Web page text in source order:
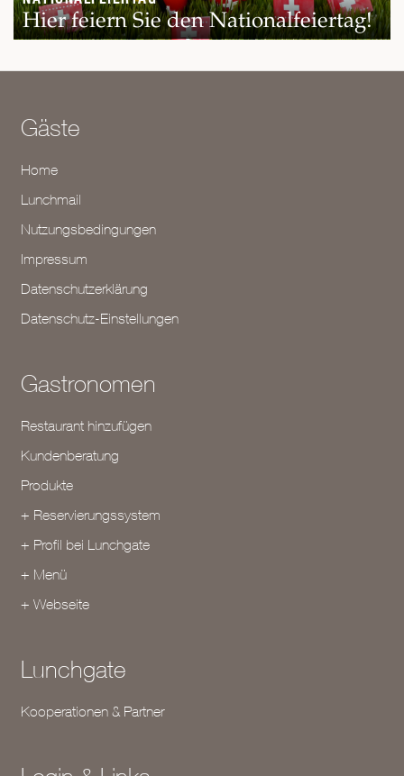
Hier feiern Sie den Nationalfeiertag!
Gäste
Home
Lunchmail
Nutzungsbedingungen
Impressum
Datenschutzerklärung
Datenschutz-Einstellungen
Gastronomen
Restaurant hinzufügen
Kundenberatung
Produkte
+ Reservierungssystem
+ Profil bei Lunchgate
+ Menü
+ Webseite
Lunchgate
Kooperationen & Partner